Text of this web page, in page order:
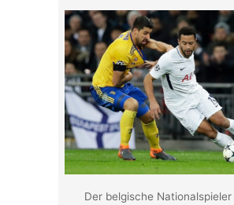
Der belgische Nationalspieler